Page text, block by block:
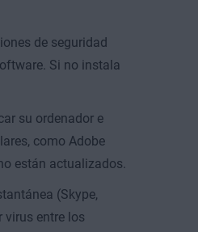
de seguridad
Si no instala
su ordenador e
como Adobe
están actualizados.
(Skype,
virus entre los